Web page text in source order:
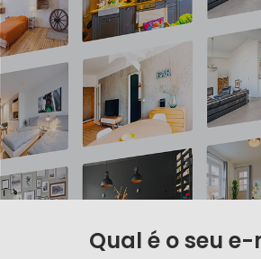
Qual é o seu